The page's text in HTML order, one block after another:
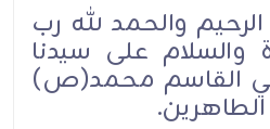
والحمد لله رب
والسلام على سيدنا
أبي القاسم محمد(ص)